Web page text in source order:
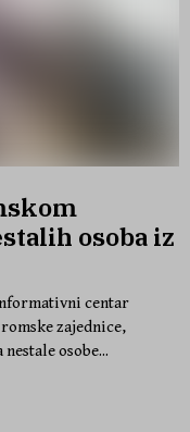
osoba iz
centar
zajednice,
osobe...